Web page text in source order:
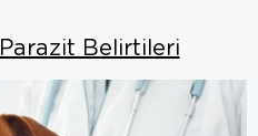
Belirtileri